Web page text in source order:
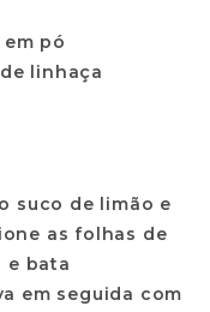
pó
linhaça
suco de limão e
as folhas de
e bata
em seguida com